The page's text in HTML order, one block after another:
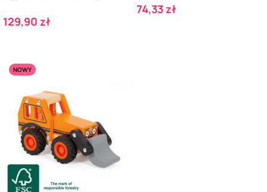
Cena
129,90 zł
Cena
74,33 zł
NOWY